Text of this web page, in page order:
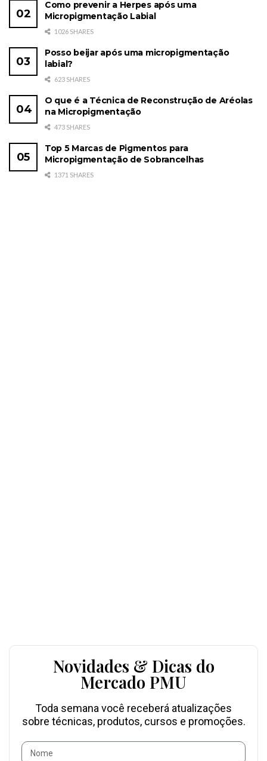
Como prevenir a Herpes após uma
Micropigmentação Labial
1026 SHARES
Posso beijar após uma micropigmentação
labial?
623 SHARES
O que é a Técnica de Reconstrução de Aréolas
na Micropigmentação
473 SHARES
Top 5 Marcas de Pigmentos para
Micropigmentação de Sobrancelhas
1371 SHARES
Novidades & Dicas do
Mercado PMU
Toda semana você receberá atualizações
sobre técnicas, produtos, cursos e promoções.